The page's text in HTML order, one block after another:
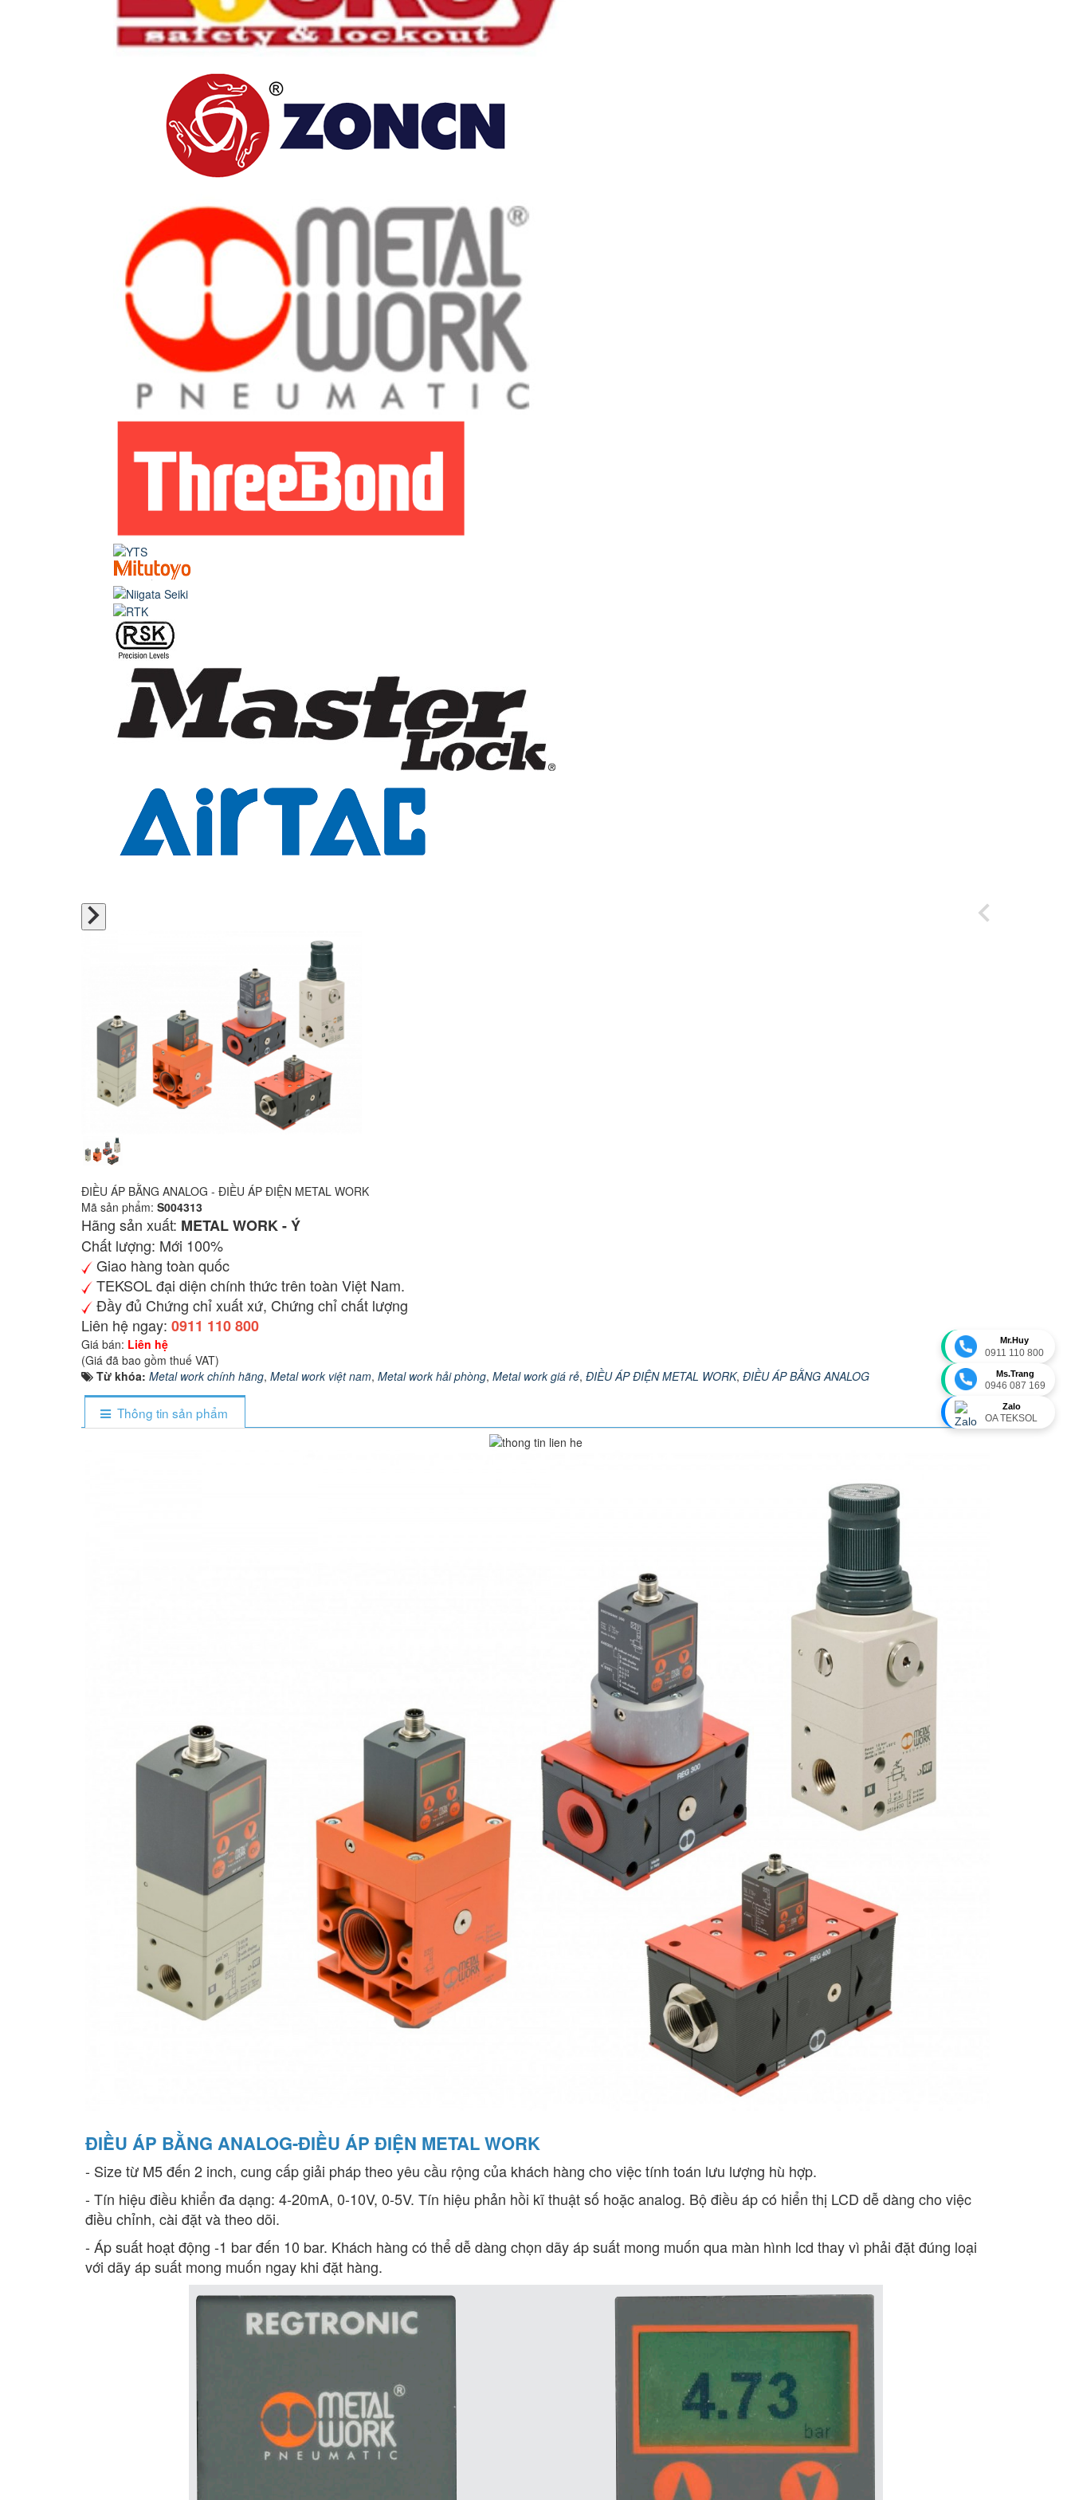
Mr.Huy
0911 110 800
Ms.Trang
0946 087 169
Zalo
OA TEKSOL
ĐIỀU ÁP BẰNG ANALOG - ĐIỀU ÁP ĐIỆN METAL WORK
Mã sản phẩm: S004313
Hãng sản xuất: METAL WORK - Ý
Chất lượng: Mới 100%
Giao hàng toàn quốc
TEKSOL đại diện chính thức trên toàn Việt Nam.
Đầy đủ Chứng chỉ xuất xứ, Chứng chỉ chất lượng
Liên hệ ngay: 0911 110 800
Giá bán: Liên hệ
(Giá đã bao gồm thuế VAT)
Từ khóa: Metal work chính hãng, Metal work việt nam, Metal work hải phòng, Metal work giá rẻ, ĐIỀU ÁP ĐIỆN METAL WORK, ĐIỀU ÁP BẰNG ANALOG
Thông tin sản phẩm
ĐIỀU ÁP BẰNG ANALOG-ĐIỀU ÁP ĐIỆN METAL WORK
- Size từ M5 đến 2 inch, cung cấp giải pháp theo yêu cầu rộng của khách hàng cho việc tính toán lưu lượng hù hợp.
- Tín hiệu điều khiển đa dạng: 4-20mA, 0-10V, 0-5V. Tín hiệu phản hồi kĩ thuật số hoặc analog. Bộ điều áp có hiển thị LCD dễ dàng cho việc
điều chỉnh, cài đặt và theo dõi.
- Áp suất hoạt động -1 bar đến 10 bar. Khách hàng có thể dễ dàng chọn dãy áp suất mong muốn qua màn hình lcd thay vì phải đặt đúng loại
với dãy áp suất mong muốn ngay khi đặt hàng.